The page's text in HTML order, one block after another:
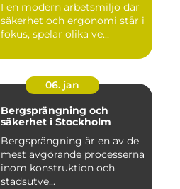
I en modern arbetsmiljö där
säkerhet och ergonomi står i
fokus, spelar olika ve...
06. jan
Bergsprängning och
säkerhet i Stockholm
Bergsprängning är en av de
mest avgörande processerna
inom konstruktion och
stadsutve...